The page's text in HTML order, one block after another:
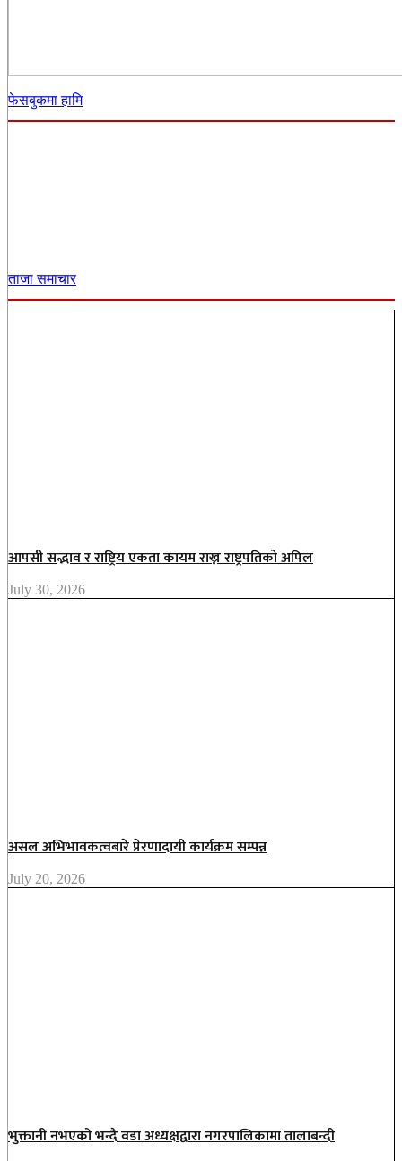
फेसबुकमा हामि
ताजा समाचार
आपसी सद्भाव र राष्ट्रिय एकता कायम राख्न राष्ट्रपतिको अपिल
July 30, 2026
असल अभिभावकत्वबारे प्रेरणादायी कार्यक्रम सम्पन्न
July 20, 2026
भुक्तानी नभएको भन्दै वडा अध्यक्षद्वारा नगरपालिकामा तालाबन्दी